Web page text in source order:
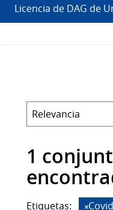
Licencia de DAG de
1
Etiquetas: